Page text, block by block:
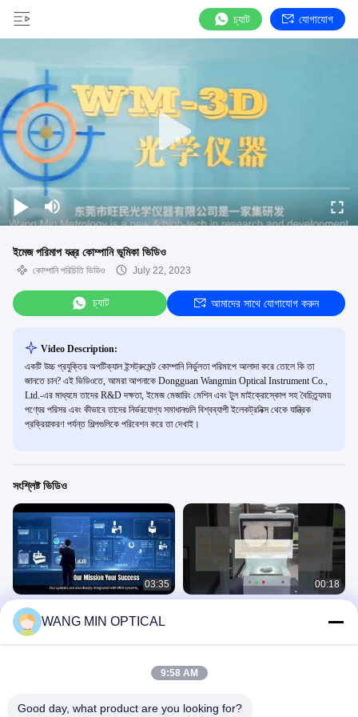
চ্যাট যোগাযোগ
ইমেজ পরিমাপ যন্ত্র কোম্পানি ভূমিকা ভিডিও
কোম্পানি পরিচিতি ভিডিও July 22, 2023
চ্যাট আমাদের সাথে যোগাযোগ করুন
Video Description:
একটি উচ্চ প্রযুক্তির অপটিক্যাল ইন্সট্রুমেন্ট কোম্পানি নির্ভুলতা পরিমাপে আলাদা করে তোলে কি তা
জানতে চান? এই ভিডিওতে, আমরা আপনাকে Dongguan Wangmin Optical Instrument Co.,
Ltd.-এর মাধ্যমে তাদের R&D দক্ষতা, ইমেজ মেজারিং মেশিন এবং টুল মাইক্রোস্কোপ সহ বৈচিত্র্যময়
পণ্যের পরিসর এবং কীভাবে তাদের নির্ভরযোগ্য সমাধানগুলি বিশ্বব্যাপী ইলেকট্রনিক্স থেকে যান্ত্রিক
প্রক্রিয়াকরণ পর্যন্ত শিল্পগুলিকে পরিবেশন করে তা দেখাই।
সংশ্লিষ্ট ভিডিও
03:35
কোম্পানির পরিচিতি
অন্যান্য ভিডিও
00:18
মেশিনের জন্য দ্রুত ফ্ল্যাশ পরিমাপ শ্যুটিং ডিভাইস
WANG MIN OPTICAL
9:58 AM
Good day, what product are you looking for?